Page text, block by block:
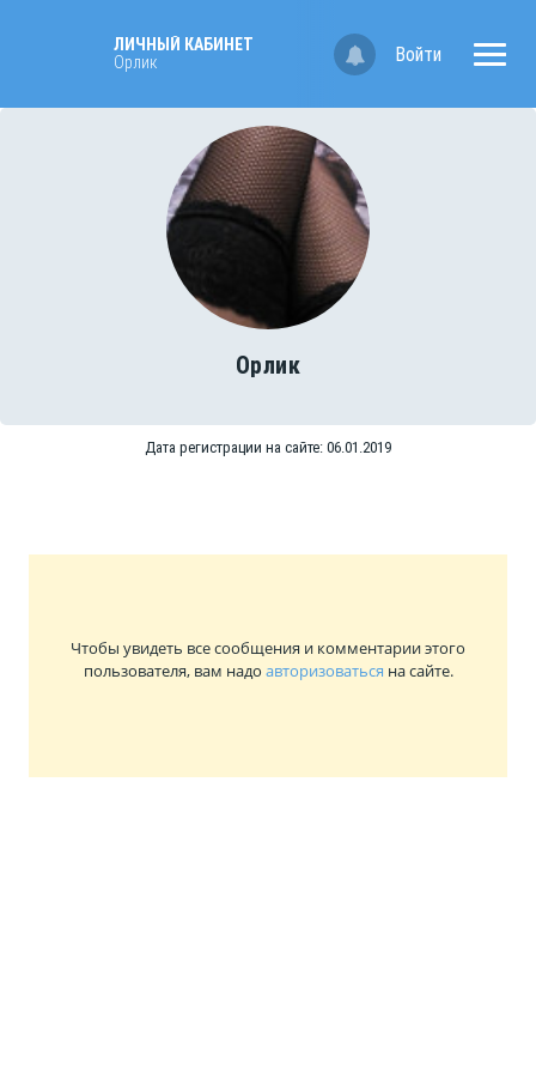
ЛИЧНЫЙ КАБИНЕТ
Орлик
Войти
Орлик
Дата регистрации на сайте: 06.01.2019
Чтобы увидеть все сообщения и комментарии этого
пользователя, вам надо авторизоваться на сайте.